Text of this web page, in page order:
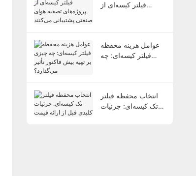
فیلتر کیسه‌ای از
عوامل هزینه محفظه
فیلتر کیسه‌ای: چه
انتخاب محفظه فیلتر
تک کیسه‌ای: جزئیات